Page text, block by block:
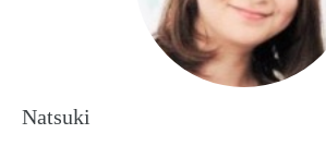
皆さんのライフスタイルに合わせた『お
させて頂きます。
Natsuki